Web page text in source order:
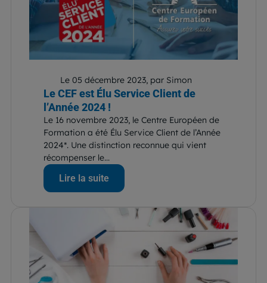
Le 05 décembre 2023, par Simon
Le CEF est Élu Service Client de
l’Année 2024 !
Le 16 novembre 2023, le Centre Européen de
Formation a été Élu Service Client de l’Année
2024*. Une distinction reconnue qui vient
récompenser le...
Lire la suite